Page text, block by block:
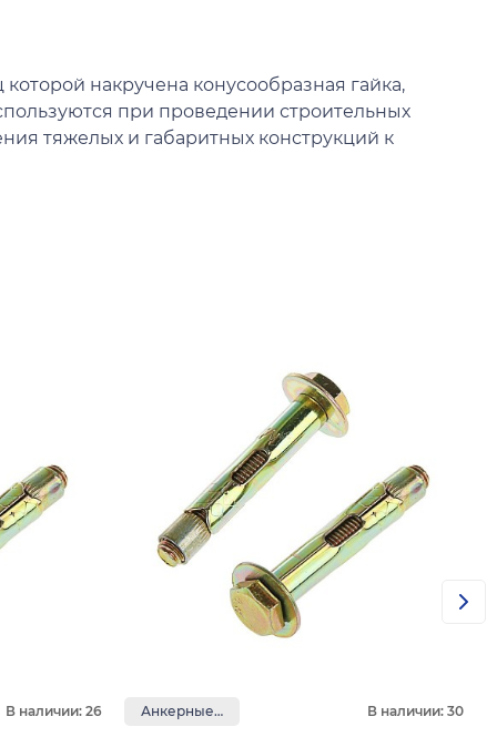
накручена конусообразная гайка,
при проведении строительных
тяжелых и габаритных конструкций к
В наличии: 26 Анкерные болты В наличии: 30